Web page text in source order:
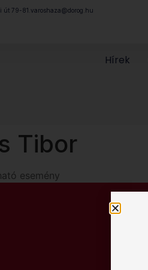
út 79-81. varoshaza@dorog.hu
Hírek
Tibor
esemény